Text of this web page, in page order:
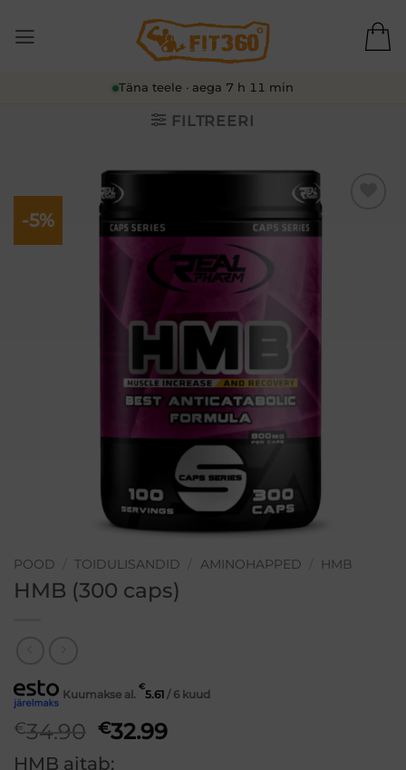
Täna teele · aega 7 h 11 min
FILTREERI
-5%
POOD TOIDULISANDID AMINOHAPPED HMB
HMB (300 caps)
Kuumakse al.
€
5.61 / 6 kuud
€34.90 Algne
hind
€32.99Praegune
HMB aitab: